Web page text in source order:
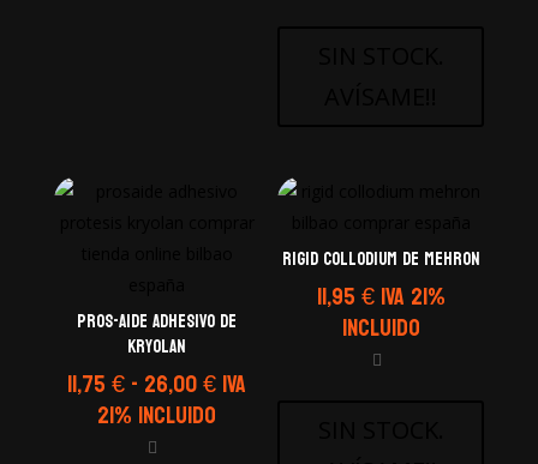
PROS-AIDE Adhesivo de
Kryolan
11,75€-26,00€Rango
IVA
21% Incluido
Rigid Collodium de Mehron
11,95€IVA 21%
Incluido